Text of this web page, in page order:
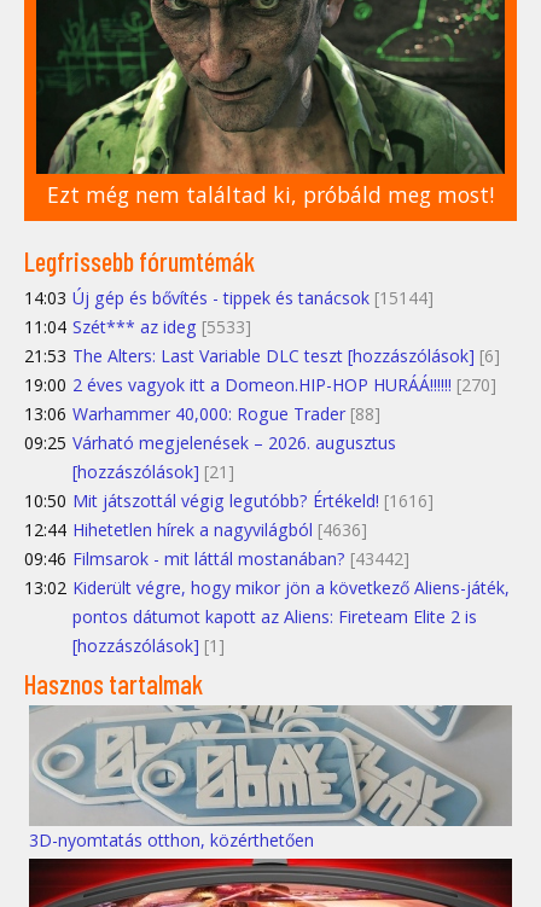
Ezt még nem találtad ki, próbáld meg most!
Legfrissebb fórumtémák
14:03 Új gép és bővítés - tippek és tanácsok [15144]
11:04 Szét*** az ideg [5533]
21:53 The Alters: Last Variable DLC teszt [hozzászólások] [6]
19:00 2 éves vagyok itt a Domeon.HIP-HOP HURÁÁ!!!!!! [270]
13:06 Warhammer 40,000: Rogue Trader [88]
09:25 Várható megjelenések – 2026. augusztus
[hozzászólások] [21]
10:50 Mit játszottál végig legutóbb? Értékeld! [1616]
12:44 Hihetetlen hírek a nagyvilágból [4636]
09:46 Filmsarok - mit láttál mostanában? [43442]
13:02 Kiderült végre, hogy mikor jön a következő Aliens-játék,
pontos dátumot kapott az Aliens: Fireteam Elite 2 is
[hozzászólások] [1]
Hasznos tartalmak
3D-nyomtatás otthon, közérthetően